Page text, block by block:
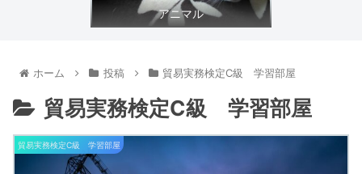
アニマル
ホーム 投稿 貿易実務検定C級 学習部屋
貿易実務検定C級 学習部屋
貿易実務検定C級 学習部屋